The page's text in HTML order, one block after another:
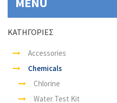
ΚΑΤΗΓΟΡΊΕΣ
Accessories
Chemicals
Chlorine
Water Test Kit